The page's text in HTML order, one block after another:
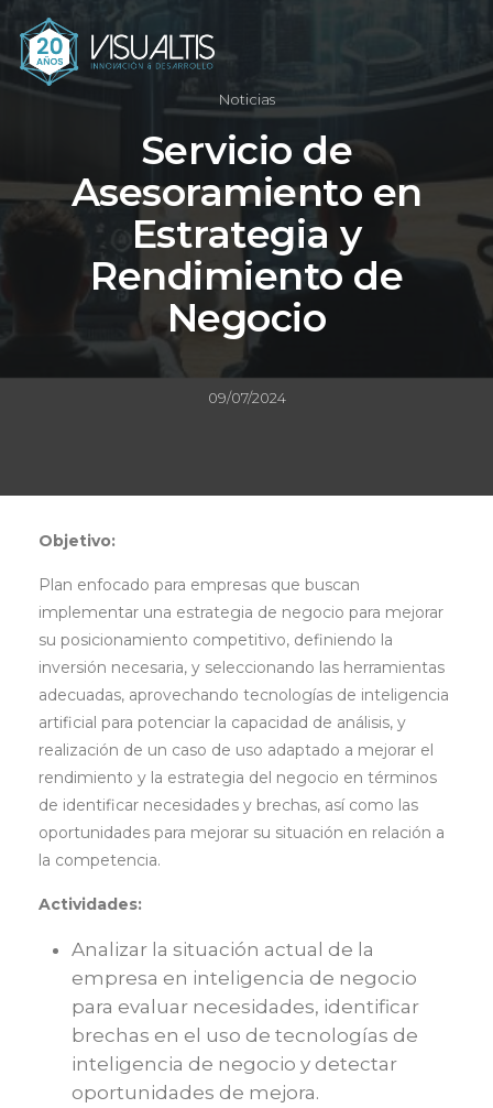
Noticias
Servicio de
Asesoramiento en
Estrategia y
Rendimiento de
Negocio
09/07/2024
Objetivo:
Plan enfocado para empresas que buscan
implementar una estrategia de negocio para mejorar
su posicionamiento competitivo, definiendo la
inversión necesaria, y seleccionando las herramientas
adecuadas, aprovechando tecnologías de inteligencia
artificial para potenciar la capacidad de análisis, y
realización de un caso de uso adaptado a mejorar el
rendimiento y la estrategia del negocio en términos
de identificar necesidades y brechas, así como las
oportunidades para mejorar su situación en relación a
la competencia.
Actividades:
Analizar la situación actual de la
empresa en inteligencia de negocio
para evaluar necesidades, identificar
brechas en el uso de tecnologías de
inteligencia de negocio y detectar
oportunidades de mejora.